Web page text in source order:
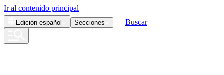
Ir al contenido principal
Edición español Secciones Buscar